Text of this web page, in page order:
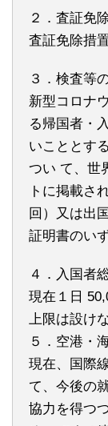
２．査証免
査証免除措
３．検査等
新型コロナ
る帰国者・
いこととす
つい て、世
トに掲載さ
回）又は出
証明書のい
４．入国者
現在１日
上限は設け
５．空港・
現在、国際
て、今後の
協力を得つ